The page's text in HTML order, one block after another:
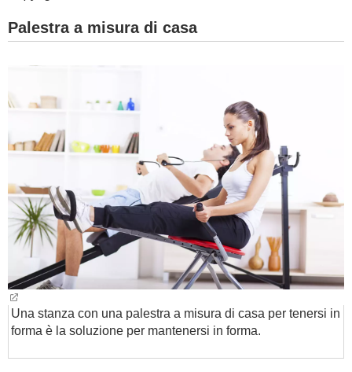
Palestra a misura di casa
Una stanza con una palestra a misura di casa per tenersi in
forma è la soluzione per mantenersi in forma.